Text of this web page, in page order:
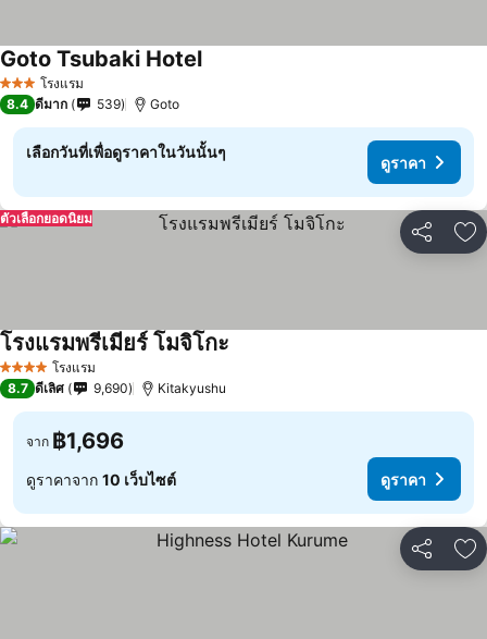
3 ดาว โรงแรม
Goto Tsubaki Hotel
8.4 ดีมาก 539 Goto
เลือกวันที่เพื่อดูราคาในวันนั้นๆ
ดูราคา
แชร์ เ
ตัวเลือกยอดนิยม
4 ดาว โรงแรม
โรงแรมพรีเมียร์ โมจิโกะ
8.7 ดีเลิศ 9,690 Kitakyushu
จาก ฿1,696
ดูราคาจาก 10 เว็บไซต์ ดูราคา
แชร์ เ